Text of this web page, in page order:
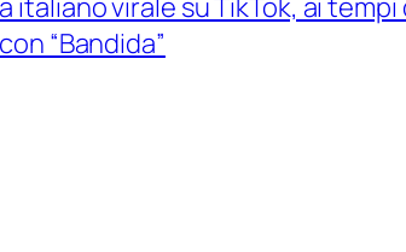
italiano virale su TikTok, ai tempi
“Bandida”